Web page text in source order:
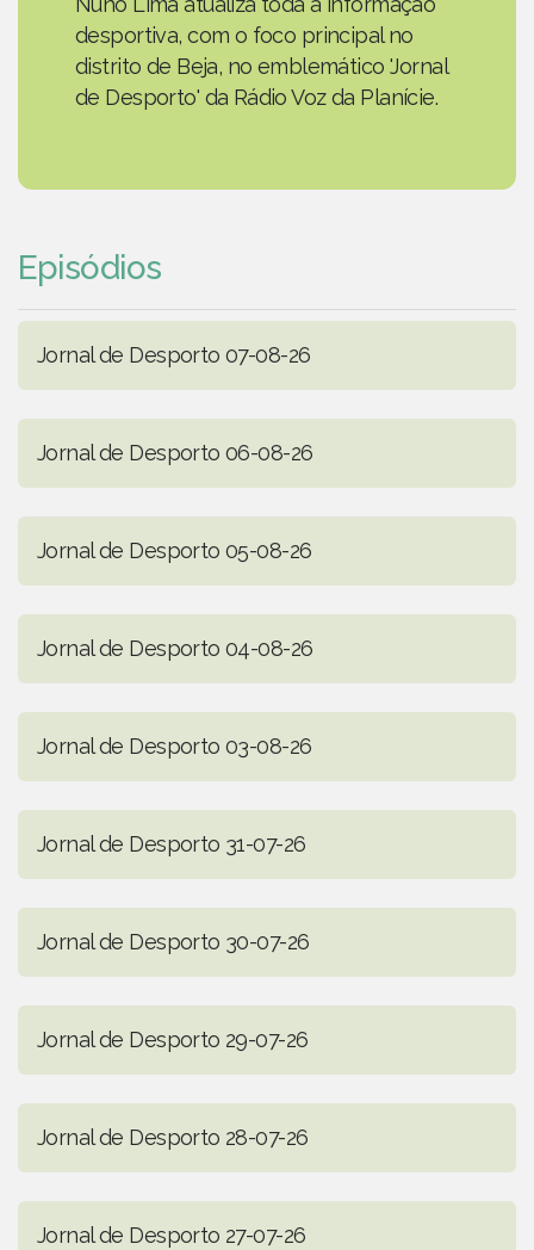
desportiva, com o foco principal no
distrito de Beja, no emblemático 'Jornal
de Desporto' da Rádio Voz da Planície.
Episódios
Jornal de Desporto 07-08-26
Jornal de Desporto 06-08-26
Jornal de Desporto 05-08-26
Jornal de Desporto 04-08-26
Jornal de Desporto 03-08-26
Jornal de Desporto 31-07-26
Jornal de Desporto 30-07-26
Jornal de Desporto 29-07-26
Jornal de Desporto 28-07-26
Jornal de Desporto 27-07-26